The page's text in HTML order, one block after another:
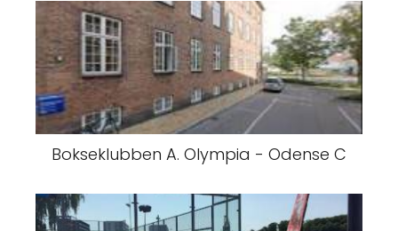
Bokseklubben A. Olympia - Odense C